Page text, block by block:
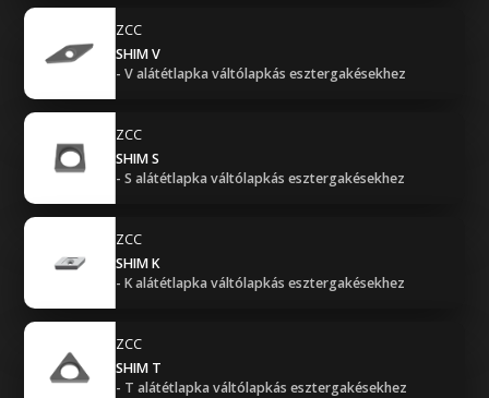
ZCC
SHIM V
- V alátétlapka váltólapkás esztergakésekhez
ZCC
SHIM S
- S alátétlapka váltólapkás esztergakésekhez
ZCC
SHIM K
- K alátétlapka váltólapkás esztergakésekhez
ZCC
SHIM T
- T alátétlapka váltólapkás esztergakésekhez